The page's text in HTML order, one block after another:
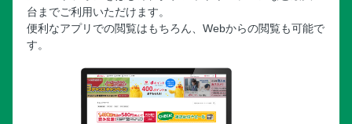
台までご利用いただけます。
便利なアプリでの閲覧はもちろん、Webからの閲覧も可能で
す。